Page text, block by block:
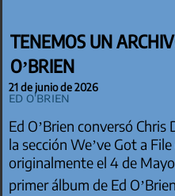
TENEMOS UN
O’BRIEN
21 de junio de 2026
Ed O'Brien
Ed O’Brien conversó
la sección We’ve Got a
originalmente el 4 de
primer álbum de Ed